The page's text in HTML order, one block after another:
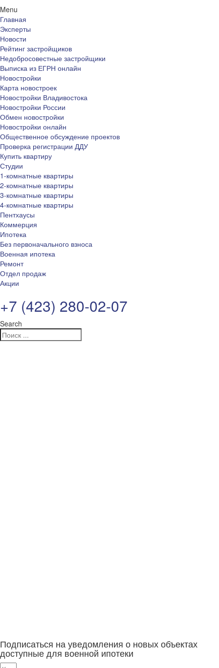
Menu
Главная
Эксперты
Новости
Рейтинг застройщиков
Недобросовестные застройщики
Выписка из ЕГРН онлайн
Новостройки
Карта новостроек
Новостройки Владивостока
Новостройки России
Обмен новостройки
Новостройки онлайн
Общественное обсуждение проектов
Проверка регистрации ДДУ
Купить квартиру
Студии
1-комнатные квартиры
2-комнатные квартиры
3-комнатные квартиры
4-комнатные квартиры
Пентхаусы
Коммерция
Ипотека
Без первоначального взноса
Военная ипотека
Ремонт
Отдел продаж
Акции
+7 (423) 280-02-07
Search
Подписаться на уведомления о новых объектах
доступные для военной ипотеки